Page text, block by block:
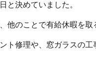
と決めていました。
他のことで有給休暇を取
ト修理や、窓ガラスの工